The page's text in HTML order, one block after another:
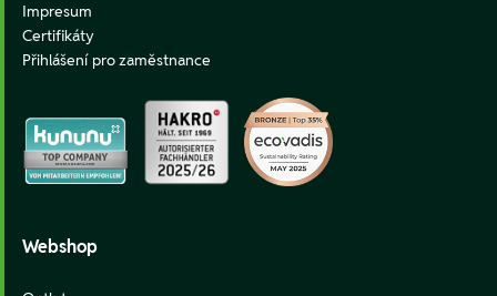
Impresum
Certifikáty
Přihlášení pro zaměstnance
Webshop